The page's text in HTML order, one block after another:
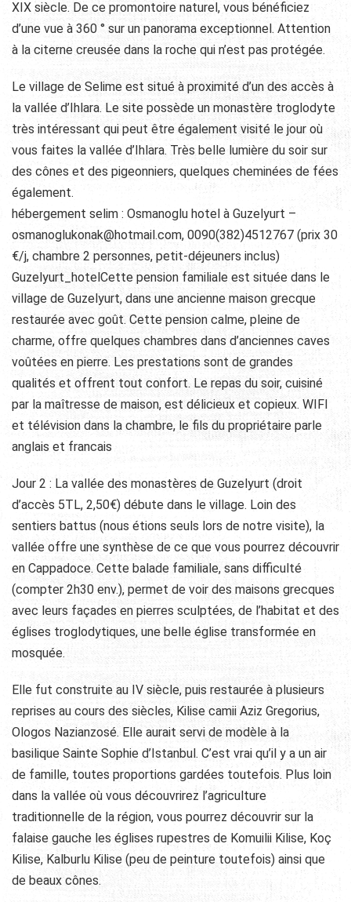
XIX siècle. De ce promontoire naturel, vous bénéficiez
d’une vue à 360 ° sur un panorama exceptionnel. Attention
à la citerne creusée dans la roche qui n’est pas protégée.
Le village de Selime est situé à proximité d’un des accès à
la vallée d’Ihlara. Le site possède un monastère troglodyte
très intéressant qui peut être également visité le jour où
vous faites la vallée d’Ihlara. Très belle lumière du soir sur
des cônes et des pigeonniers, quelques cheminées de fées
également.
hébergement selim : Osmanoglu hotel à Guzelyurt –
osmanoglukonak@hotmail.com, 0090(382)4512767 (prix 30
€/j, chambre 2 personnes, petit-déjeuners inclus)
Guzelyurt_hotelCette pension familiale est située dans le
village de Guzelyurt, dans une ancienne maison grecque
restaurée avec goût. Cette pension calme, pleine de
charme, offre quelques chambres dans d’anciennes caves
voûtées en pierre. Les prestations sont de grandes
qualités et offrent tout confort. Le repas du soir, cuisiné
par la maîtresse de maison, est délicieux et copieux. WIFI
et télévision dans la chambre, le fils du propriétaire parle
anglais et francais
Jour 2 : La vallée des monastères de Guzelyurt (droit
d’accès 5TL, 2,50€) débute dans le village. Loin des
sentiers battus (nous étions seuls lors de notre visite), la
vallée offre une synthèse de ce que vous pourrez découvrir
en Cappadoce. Cette balade familiale, sans difficulté
(compter 2h30 env.), permet de voir des maisons grecques
avec leurs façades en pierres sculptées, de l’habitat et des
églises troglodytiques, une belle église transformée en
mosquée.
Elle fut construite au IV siècle, puis restaurée à plusieurs
reprises au cours des siècles, Kilise camii Aziz Gregorius,
Ologos Nazianzosé. Elle aurait servi de modèle à la
basilique Sainte Sophie d’Istanbul. C’est vrai qu’il y a un air
de famille, toutes proportions gardées toutefois. Plus loin
dans la vallée où vous découvrirez l’agriculture
traditionnelle de la région, vous pourrez découvrir sur la
falaise gauche les églises rupestres de Komuilii Kilise, Koç
Kilise, Kalburlu Kilise (peu de peinture toutefois) ainsi que
de beaux cônes.